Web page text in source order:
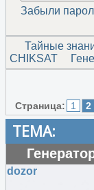
Забыли
Тайные
CHIKSAT
Страница: 1 2
ТЕМА:
dozor